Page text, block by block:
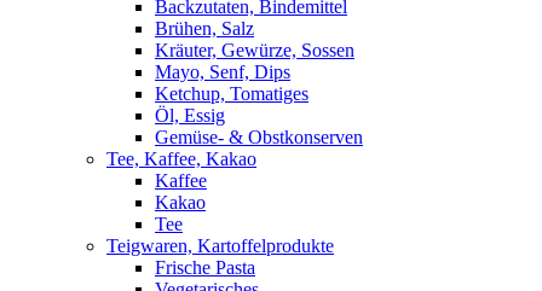
Backzutaten, Bindemittel
Brühen, Salz
Kräuter, Gewürze, Sossen
Mayo, Senf, Dips
Ketchup, Tomatiges
Öl, Essig
Gemüse- & Obstkonserven
Tee, Kaffee, Kakao
Kaffee
Kakao
Tee
Teigwaren, Kartoffelprodukte
Frische Pasta